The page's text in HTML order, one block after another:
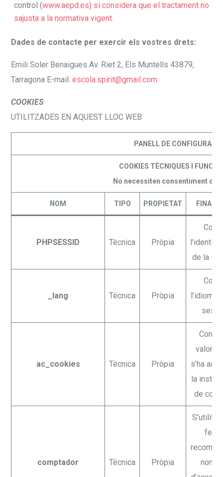
control (www.aepd.es) si considera que el tractament no
sajusta a la normativa vigent.
Dades de contacte per exercir els vostres drets:
Emili Soler Benaigues Av. Riet 2, Els Muntells 43879,
Tarragona E-mail:escola.spirit@gmail.com
COOKIES
UTILITZADES EN AQUEST LLOC WEB
PANELL DE CONFIGURACIÓ
COOKIES TÈCNIQUES I
No necessiten consentiment de
NOM TIPO PROPIETAT
PHPSESSID Tècnica Pròpia
de la
_lang Tècnica Pròpia
l’idioma
ac_cookies Tècnica Pròpia
Conté
valor
s’ha
la
de
comptador Tècnica Pròpia
fer el